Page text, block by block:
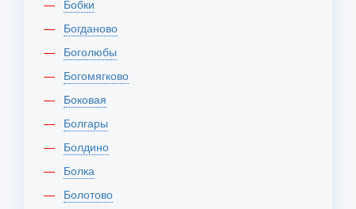
Бобки
Богданово
Боголюбы
Богомягково
Боковая
Болгары
Болдино
Болка
Болотово